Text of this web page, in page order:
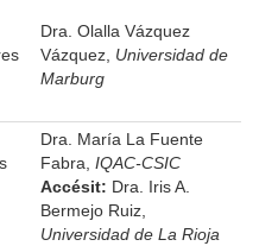
Dra. Olalla Vázquez
Vázquez, Universidad de
Marburg
Dra. María La Fuente
Fabra, IQAC-CSIC
Accésit: Dra. Iris A.
Bermejo Ruiz,
Universidad de La Rioja